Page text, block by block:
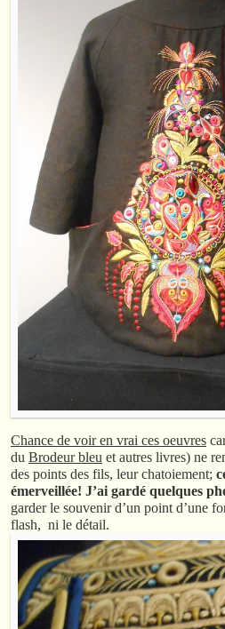
Chance de voir en vrai ces oeuvres
du Brodeur bleu et autres livres) ne
des points des fils, leur chatoiement;
émerveillée! J’ai gardé quelques
garder le souvenir d’un point d’une
flash, ni le détail.